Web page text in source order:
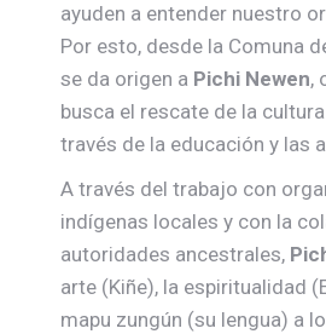
ayuden a entender nuestro
Por esto, desde la Comuna
se da origen a Pichi Newen,
busca el rescate de la
través de la educación y las
A través del trabajo con
indígenas locales y con la
autoridades ancestrales,
arte (Kiñe), la espiritualidad
mapu zungún (su lengua) a